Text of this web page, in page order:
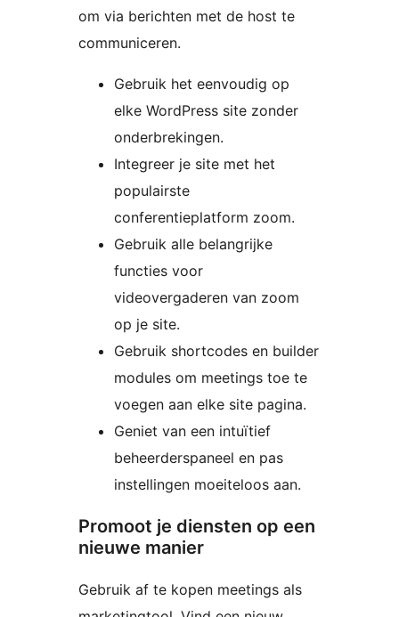
om via berichten met de host te
communiceren.
Gebruik het eenvoudig op
elke WordPress site zonder
onderbrekingen.
Integreer je site met het
populairste
conferentieplatform zoom.
Gebruik alle belangrijke
functies voor
videovergaderen van zoom
op je site.
Gebruik shortcodes en builder
modules om meetings toe te
voegen aan elke site pagina.
Geniet van een intuïtief
beheerderspaneel en pas
instellingen moeiteloos aan.
Promoot je diensten op een
nieuwe manier
Gebruik af te kopen meetings als